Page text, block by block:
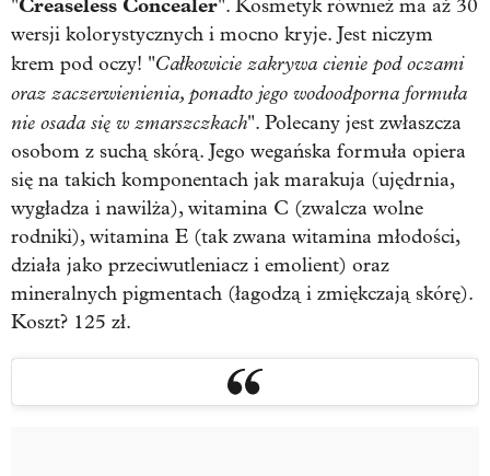
"Creaseless Concealer". Kosmetyk również ma aż 30
wersji kolorystycznych i mocno kryje. Jest niczym
krem pod oczy! "Całkowicie zakrywa cienie pod oczami
oraz zaczerwienienia, ponadto jego wodoodporna formuła
nie osada się w zmarszczkach". Polecany jest zwłaszcza
osobom z suchą skórą. Jego wegańska formuła opiera
się na takich komponentach jak marakuja (ujędrnia,
wygładza i nawilża), witamina C (zwalcza wolne
rodniki), witamina E (tak zwana witamina młodości,
działa jako przeciwutleniacz i emolient) oraz
mineralnych pigmentach (łagodzą i zmiękczają skórę).
Koszt? 125 zł.